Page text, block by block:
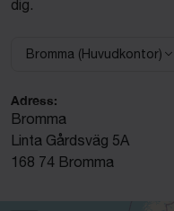
dig.
Välj anläggning:
Bromma (Huvudkontor)
Adress:
Bromma
Linta Gårdsväg 5A
168 74 Bromma